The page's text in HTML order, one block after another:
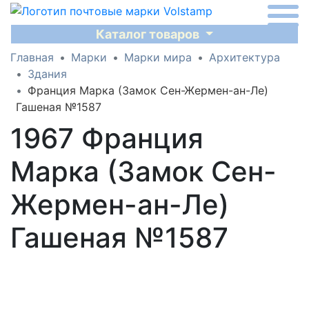
Каталог товаров
Главная Марки Марки мира
Архитектура
Здания
Франция Марка (Замок Сен-Жермен-ан-Ле)
Гашеная №1587
1967 Франция
Марка (Замок Сен-
Жермен-ан-Ле)
Гашеная №1587